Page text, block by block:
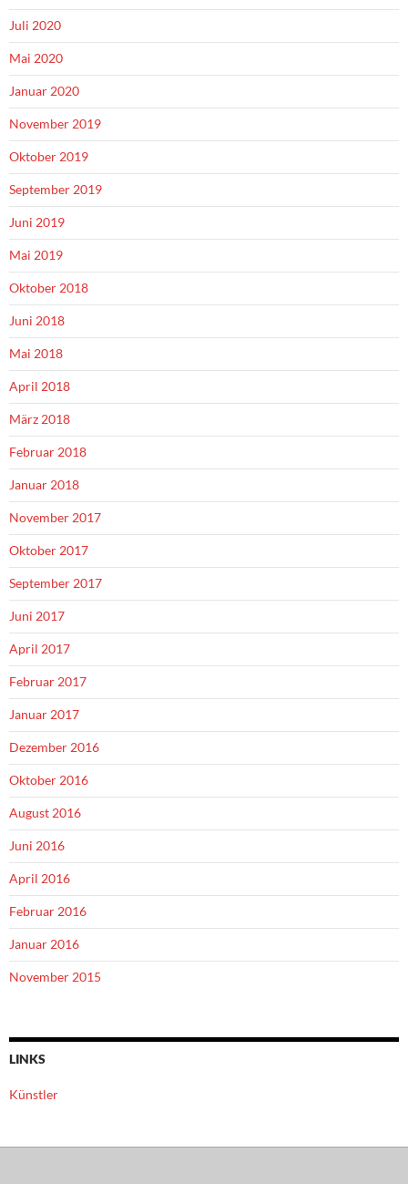
Juli 2020
Mai 2020
Januar 2020
November 2019
Oktober 2019
September 2019
Juni 2019
Mai 2019
Oktober 2018
Juni 2018
Mai 2018
April 2018
März 2018
Februar 2018
Januar 2018
November 2017
Oktober 2017
September 2017
Juni 2017
April 2017
Februar 2017
Januar 2017
Dezember 2016
Oktober 2016
August 2016
Juni 2016
April 2016
Februar 2016
Januar 2016
November 2015
LINKS
Künstler